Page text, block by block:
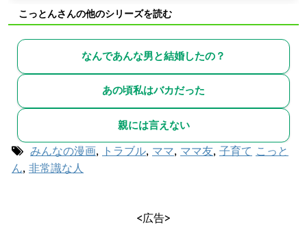
こっとんさんの他のシリーズを読む
なんであんな男と結婚したの？
あの頃私はバカだった
親には言えない
みんなの漫画, トラブル, ママ, ママ友, 子育て こっと
ん, 非常識な人
<広告>